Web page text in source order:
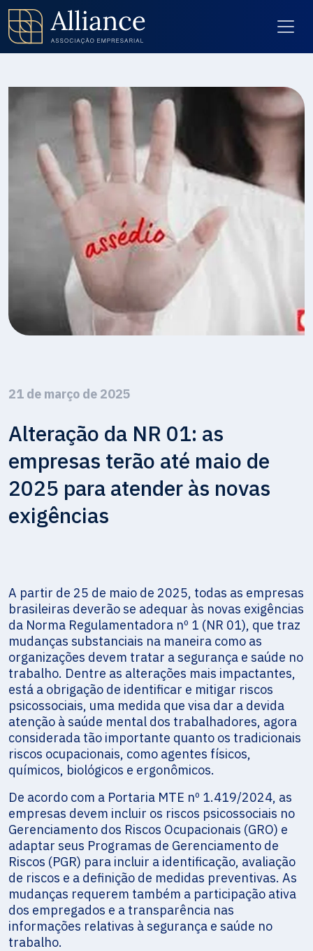
21 de março de 2025
Alteração da NR 01: as
empresas terão até maio de
2025 para atender às novas
exigências
A partir de 25 de maio de 2025, todas as empresas
brasileiras deverão se adequar às novas exigências
da Norma Regulamentadora nº 1 (NR 01), que traz
mudanças substanciais na maneira como as
organizações devem tratar a segurança e saúde no
trabalho. Dentre as alterações mais impactantes,
está a obrigação de identificar e mitigar riscos
psicossociais, uma medida que visa dar a devida
atenção à saúde mental dos trabalhadores, agora
considerada tão importante quanto os tradicionais
riscos ocupacionais, como agentes físicos,
químicos, biológicos e ergonômicos.
De acordo com a Portaria MTE nº 1.419/2024, as
empresas devem incluir os riscos psicossociais no
Gerenciamento dos Riscos Ocupacionais (GRO) e
adaptar seus Programas de Gerenciamento de
Riscos (PGR) para incluir a identificação, avaliação
de riscos e a definição de medidas preventivas. As
mudanças requerem também a participação ativa
dos empregados e a transparência nas
informações relativas à segurança e saúde no
trabalho.